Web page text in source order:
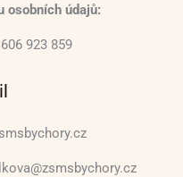
osobních údajů:
923 859